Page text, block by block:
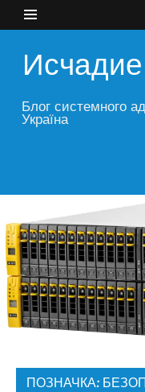
content
Блог системного
Україна
ПОЗНАЧКА: